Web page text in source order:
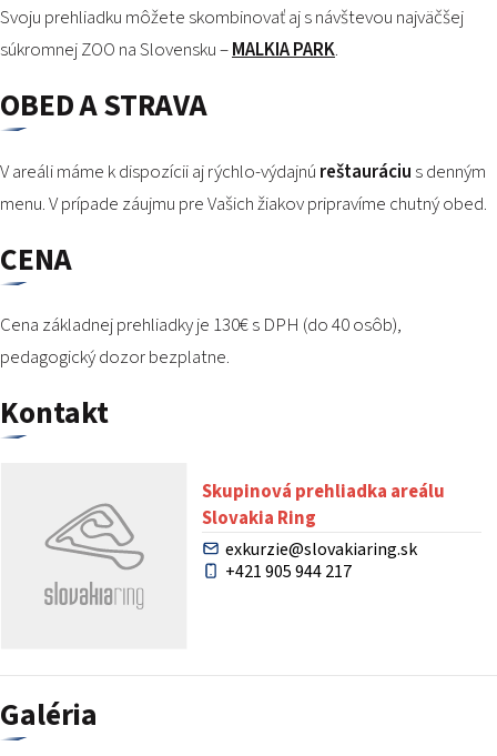
Svoju prehliadku môžete skombinovať aj s návštevou najväčšej
súkromnej ZOO na Slovensku –MALKIA PARK.
OBED A STRAVA
V areáli máme k dispozícii aj rýchlo-výdajnú reštauráciu s denným
menu. V prípade záujmu pre Vašich žiakov pripravíme chutný obed.
CENA
Cena základnej prehliadky je 130€ s DPH (do 40 osôb),
pedagogický dozor bezplatne.
Kontakt
Skupinová prehliadka areálu
Slovakia Ring
exkurzie@slovakiaring.sk
+421 905 944 217
Galéria